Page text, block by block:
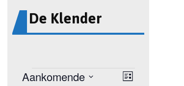
De Klender